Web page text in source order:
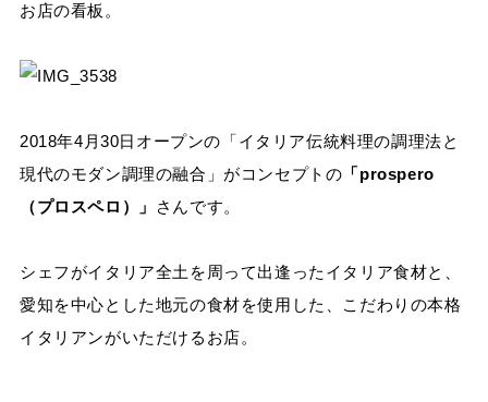
お店の看板。
2018年4月30日オープンの「イタリア伝統料理の調理法と
現代のモダン調理の融合」がコンセプトの 「prospero
（プロスペロ）」
さんです。
シェフがイタリア全土を周って出逢ったイタリア食材と、
愛知を中心とした地元の食材を使用した、こだわりの本格
イタリアンがいただけるお店。